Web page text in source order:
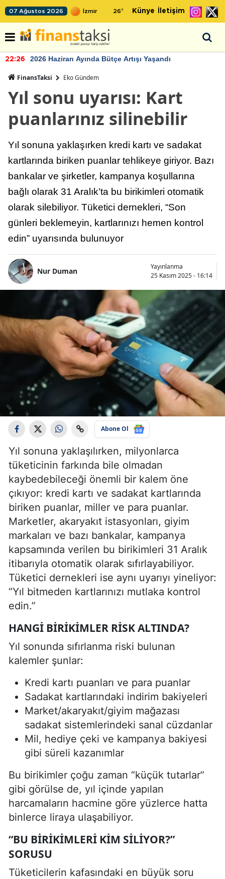
07 Ağustos 2026 26° Künye İletişim
22:26 2026 Haziran Ayında Bütçe Artışı Yaşandı
FinansTaksi Eko Gündem
Yıl sonu uyarısı: Kart
puanlarınız silinebilir
Yıl sonuna yaklaşırken kredi kartı ve sadakat
kartlarında biriken puanlar tehlikeye giriyor. Bazı
bankalar ve şirketler, kampanya koşullarına
bağlı olarak 31 Aralık’ta bu birikimleri otomatik
olarak silebiliyor. Tüketici dernekleri, “Son
günleri beklemeyin, kartlarınızı hemen kontrol
edin” uyarısında bulunuyor
Nur Duman
Yayınlanma
25 Kasım 2025 - 16:14
Abone Ol
Yıl sonuna yaklaşılırken, milyonlarca
tüketicinin farkında bile olmadan
kaybedebileceği önemli bir kalem öne
çıkıyor: kredi kartı ve sadakat kartlarında
biriken puanlar, miller ve para puanlar.
Marketler, akaryakıt istasyonları, giyim
markaları ve bazı bankalar, kampanya
kapsamında verilen bu birikimleri 31 Aralık
itibarıyla otomatik olarak sıfırlayabiliyor.
Tüketici dernekleri ise aynı uyarıyı yineliyor:
“Yıl bitmeden kartlarınızı mutlaka kontrol
edin.”
HANGI BIRIKIMLER RISK ALTINDA?
Yıl sonunda sıfırlanma riski bulunan
kalemler şunlar:
Kredi kartı puanları ve para puanlar
Sadakat kartlarındaki indirim bakiyeleri
Market/akaryakıt/giyim mağazası
sadakat sistemlerindeki sanal cüzdanlar
Mil, hediye çeki ve kampanya bakiyesi
gibi süreli kazanımlar
Bu birikimler çoğu zaman “küçük tutarlar”
gibi görülse de, yıl içinde yapılan
harcamaların hacmine göre yüzlerce hatta
binlerce liraya ulaşabiliyor.
“BU BIRIKIMLERI KIM SILIYOR?”
SORUSU
Tüketicilerin kafasındaki en büyük soru